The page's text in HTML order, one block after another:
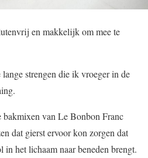
en makkelijk om mee te
strengen die ik vroeger in de
van Le Bonbon Franc
dat gierst ervoor kon zorgen dat
in het lichaam naar beneden brengt.